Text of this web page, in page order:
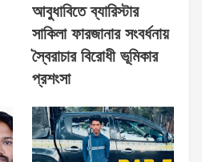
আবুধাবিতে ব্যারিস্টার
সাকিলা ফারজানার সংবর্ধনায়
স্বৈরাচার বিরোধী ভূমিকার
প্রশংসা